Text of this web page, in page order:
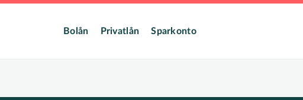
Bolån Privatlån Sparkonto